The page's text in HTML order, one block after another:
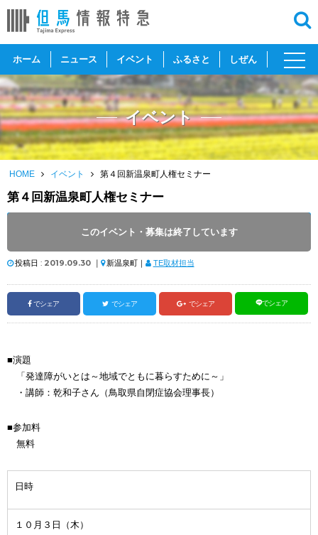
ホーム ニュース イベント ふるさと しぜん
toggle
イベント
HOME イベント 第４回新温泉町人権セミナー
第４回新温泉町人権セミナー
このイベント・募集は終了しています
開催時間 : 19:00 ～ 20:30
投稿日 : 2019.09.30 ｜ 新温泉町｜ TE取材担当
でシェア でシェア でシェア でシェア
■演題
「発達障がいとは～地域でともに暮らすために～」
・講師：乾和子さん（鳥取県自閉症協会理事長）
■参加料
無料
日時
１０月３日（木）